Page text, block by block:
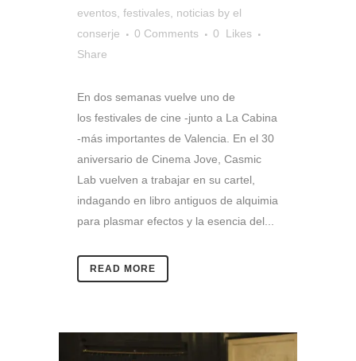
eventos, festivales, noticias by el
conserje
0 Comments 0
Likes
Share
En dos semanas vuelve uno de
los festivales de cine -junto a La Cabina
-más importantes de Valencia. En el 30
aniversario de Cinema Jove, Casmic
Lab vuelven a trabajar en su cartel,
indagando en libro antiguos de alquimia
para plasmar efectos y la esencia del...
READ MORE